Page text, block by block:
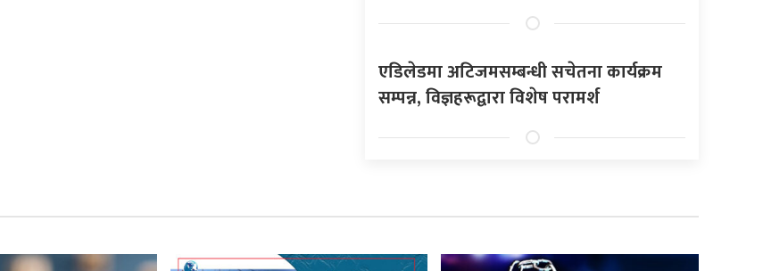
एडिलेडमा अटिजमसम्बन्धी सचेतना कार्यक्रम
सम्पन्न, विज्ञहरूद्वारा विशेष परामर्श